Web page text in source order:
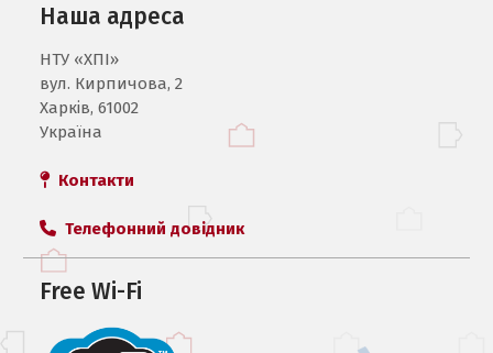
Наша адреса
НТУ «ХПI»
вул. Кирпичова, 2
Харків, 61002
Україна
Контакти
Телефонний довідник
Free Wi-Fi